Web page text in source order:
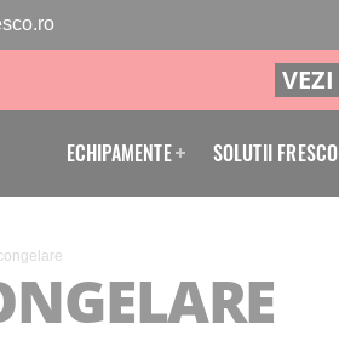
VEZI
ECHIPAMENTE SOLUTII FRESCO